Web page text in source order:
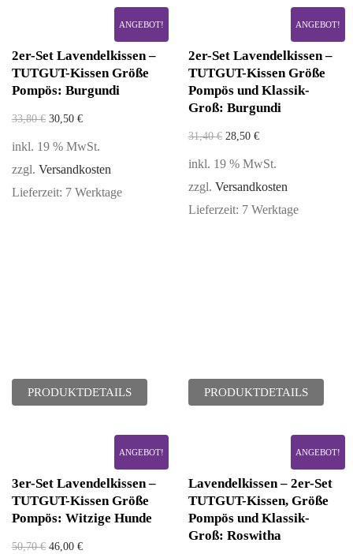
ANGEBOT!
2er-Set Lavendelkissen –
TUTGUT-Kissen Größe
Pompös: Burgundi
33,80€ 30,50 €
inkl. 19 % MwSt.
zzgl. Versandkosten
Lieferzeit: 7 Werktage
PRODUKTDETAILS
ANGEBOT!
2er-Set Lavendelkissen –
TUTGUT-Kissen Größe
Pompös und Klassik-
Groß: Burgundi
31,40€ 28,50 €
inkl. 19 % MwSt.
zzgl. Versandkosten
Lieferzeit: 7 Werktage
PRODUKTDETAILS
ANGEBOT!
3er-Set Lavendelkissen –
TUTGUT-Kissen Größe
Pompös: Witzige Hunde
50,70€ 46,00 €
ANGEBOT!
Lavendelkissen – 2er-Set
TUTGUT-Kissen, Größe
Pompös und Klassik-
Groß: Roswitha